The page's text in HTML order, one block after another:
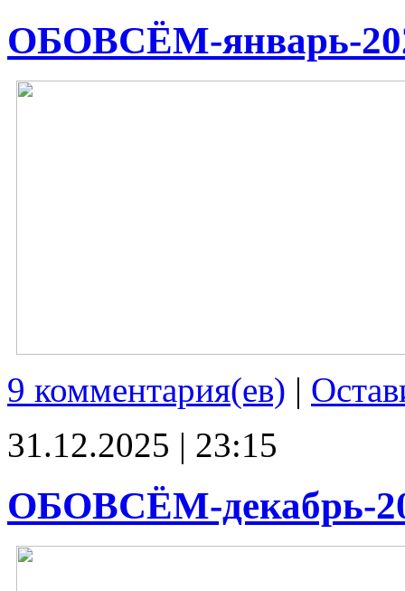
ОБОВСЁМ-январь-
9 комментария(ев) |
31.12.2025 | 23:15
ОБОВСЁМ-декабрь-